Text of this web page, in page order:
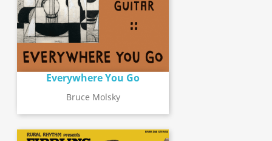
Everywhere You Go
Bruce Molsky